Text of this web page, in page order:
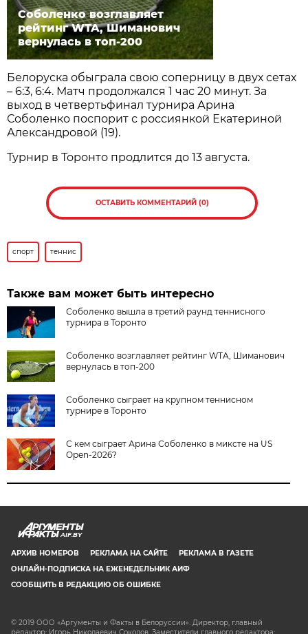
Соболенко возглавляет
рейтинг WTA, Шиманович
вернулась в топ-200
Белоруска обыграла свою соперницу в двух сетах
– 6:3, 6:4. Матч продолжался 1 час 20 минут. За
выход в четвертьфинал турнира Арина
Соболенко поспорит с россиянкой Екатериной
Александровой (19).
Турнир в Торонто продлится до 13 августа.
ОСТАВИТЬ КОММЕНТАРИЙ (0)
спорт теннис
Также вам может быть интересно
Соболенко вышла в третий раунд теннисного
турнира в Торонто
Соболенко возглавляет рейтинг WTA, Шиманович
вернулась в топ-200
Соболенко сыграет на крупном теннисном
турнире в Торонто
С кем сыграет Арина Соболенко в миксте на US
Open-2026?
AIF.BY
АРХИВ НОМЕРОВ РЕКЛАМА НА САЙТЕ
РЕКЛАМА В ГАЗЕТЕ
ОНЛАЙН-ПОДПИСКА НА ЕЖЕНЕДЕЛЬНИК АИФ
СООБЩИТЬ В РЕДАКЦИЮ ОБ ОШИБКЕ
© 2019 ООО «Аргументы и Факты в Белоруссии». Директор, главный
редактор: Игорь Николаевич Соколов. Заместители главного редактора: